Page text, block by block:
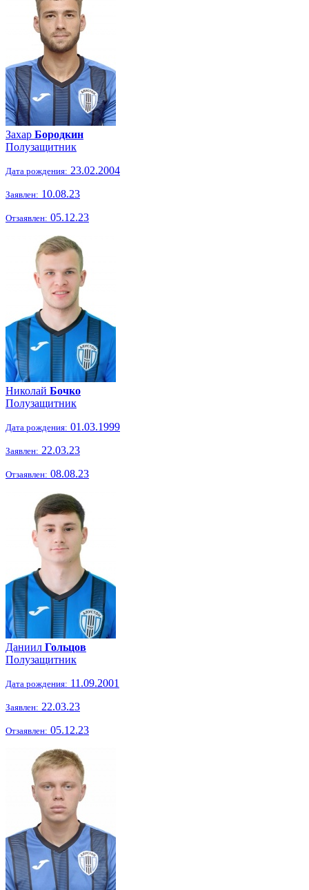
Захар Бородкин
Полузащитник
Дата рождения: 23.02.2004
Заявлен: 10.08.23
Отзаявлен: 05.12.23
Николай Бочко
Полузащитник
Дата рождения: 01.03.1999
Заявлен: 22.03.23
Отзаявлен: 08.08.23
Даниил Гольцов
Полузащитник
Дата рождения: 11.09.2001
Заявлен: 22.03.23
Отзаявлен: 05.12.23